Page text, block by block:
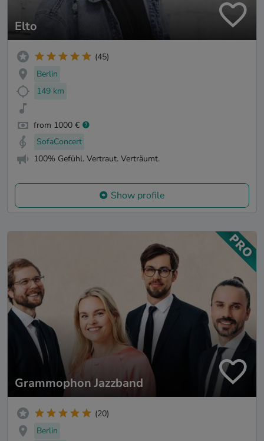
Elto
(45)
Berlin
149 km
from 1000 €
SofaConcert
100% Gefühl. Vertraut. Verträumt.
Show profile
Grammophon Jazzband
(20)
Berlin